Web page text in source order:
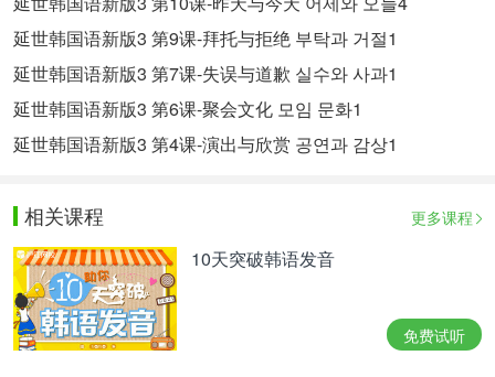
학교 수업이 끝나면 도서관에 가서 책을 읽곤 했다.
下了课常常去图书馆看书。
어렸을 때는 매일 자기 전에 옛날 이야기를 듣곤 했
다.
小时候每天睡觉前都听故事。
以上内容为第三方机构提供的参考版本，仅供学习交
流使用。
相关热点：新延世韩国语
榜
延世韩国语新版3 第9课-拜托与拒绝 부탁과 거절1
延世韩国语新版3 第7课-失误与道歉 실수와 사과1
延世韩国语新版3 第6课-聚会文化 모임 문화1
延世韩国语新版3 第4课-演出与欣赏 공연과 감상1
相关课程 更多课程
10天突破韩语发音
免费试听